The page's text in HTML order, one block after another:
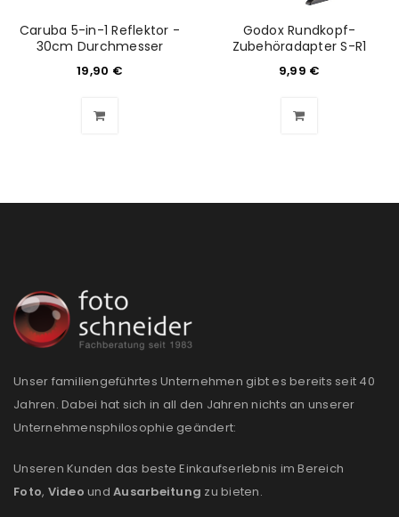
Caruba 5-in-1 Reflektor -
30cm Durchmesser
19,90 €
Godox Rundkopf-
Zubehöradapter S-R1
9,99 €
Unser familiengeführtes Unternehmen gibt es bereits seit 40
Jahren. Dabei hat sich in all den Jahren nichts an unserer
Unternehmensphilosophie geändert:
Unseren Kunden das beste Einkaufserlebnis im Bereich
Foto, Video und Ausarbeitung zu bieten.